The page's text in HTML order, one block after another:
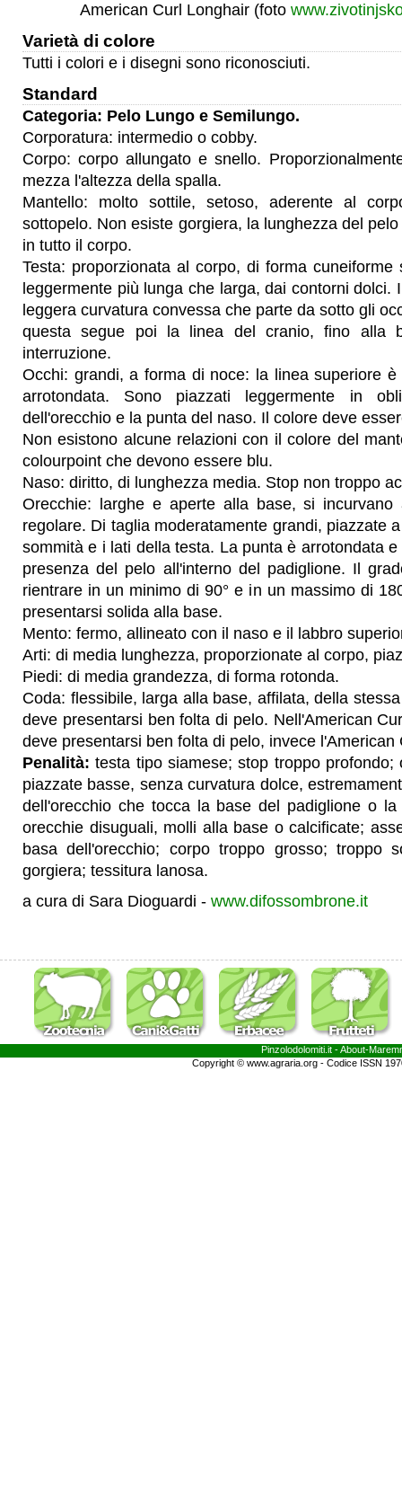
American Curl Longhair (foto
Varietà di colore
Tutti i colori e i disegni sono riconosciuti.
Standard
Categoria: Pelo Lungo e Semilungo.
Corporatura: intermedio o cobby.
Corpo: corpo allungato e snello.
mezza l'altezza della spalla.
Mantello: molto sottile, setoso, aderente al
sottopelo. Non esiste gorgiera, la lunghezza del
in tutto il corpo.
Testa: proporzionata al corpo, di forma cuneiforme
leggermente più lunga che larga, dai contorni dolci.
leggera curvatura convessa che parte da sotto gli
questa segue poi la linea del cranio, fino alla
interruzione.
Occhi: grandi, a forma di noce: la linea superiore
arrotondata. Sono piazzati leggermente in
dell'orecchio e la punta del naso. Il colore deve
Non esistono alcune relazioni con il colore del
colourpoint che devono essere blu.
Naso: diritto, di lunghezza media. Stop non troppo
Orecchie: larghe e aperte alla base, si
regolare. Di taglia moderatamente grandi, piazzate
sommità e i lati della testa. La punta è arrotondata
presenza del pelo all'interno del padiglione. Il
rientrare in un minimo di 90° e in un massimo di
presentarsi solida alla base.
Mento: fermo, allineato con il naso e il labbro
Arti: di media lunghezza, proporzionate al corpo,
Piedi: di media grandezza, di forma rotonda.
Coda: flessibile, larga alla base, affilata, della
deve presentarsi ben folta di pelo. Nell'American
deve presentarsi ben folta di pelo, invece l'American
Penalità: testa tipo siamese; stop troppo profondo;
piazzate basse, senza curvatura dolce,
dell'orecchio che tocca la base del padiglione o
orecchie disuguali, molli alla base o calcificate;
basa dell'orecchio; corpo troppo grosso; troppo
gorgiera; tessitura lanosa.
a cura di Sara Dioguardi - www.difossombrone.it
Pinzolodolomiti.it - About-
Copyright © www.agraria.org - Codice ISSN